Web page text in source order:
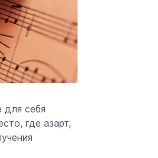
для себя
где азарт,